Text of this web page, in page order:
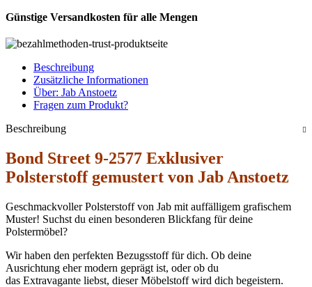
Günstige Versandkosten für alle Mengen
Beschreibung
Zusätzliche Informationen
Über: Jab Anstoetz
Fragen zum Produkt?
Beschreibung
Bond Street 9-2577 Exklusiver
Polsterstoff gemustert von Jab Anstoetz
Geschmackvoller Polsterstoff von Jab mit auffälligem grafischem
Muster! Suchst du einen besonderen Blickfang für deine
Polstermöbel?
Wir haben den perfekten Bezugsstoff für dich. Ob deine
Ausrichtung eher modern geprägt ist, oder ob du
das Extravagante liebst, dieser Möbelstoff wird dich begeistern.